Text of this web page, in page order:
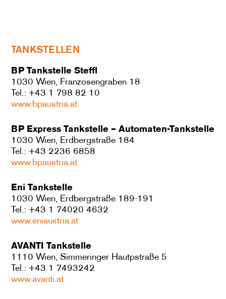
TANKSTELLEN
BP Tankstelle Steffl
1030 Wien, Franzosengraben 18
Tel.: +43 1 798 82 10
www.bpaustria.at
BP Express Tankstelle – Automaten-Tankstelle
1030 Wien, Erdbergstraße 184
Tel.: +43 2236 6858
www.bpaustria.at
Eni Tankstelle
1030 Wien, Erdbergstraße 189-191
Tel.: +43 1 74020 4632
www.eniaustria.at
AVANTI Tankstelle
1110 Wien, Simmeringer Hautpstraße 5
Tel.: +43 1 7493242
www.avanti.at